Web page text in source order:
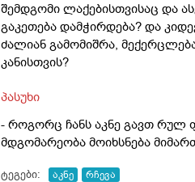
შემდგომი ლაქებისთვისაც და
გაკეთება დამჭირდება? და
ძალიან გამომიშრა,
კანისთვის?
პასუხი
- როგორც ჩანს აკნე გავთ რულ
მდგომარეობა მოიხსნება
ტეგები: აკნე რჩევა